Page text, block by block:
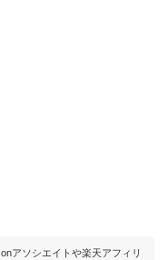
アソシエイトや楽天アフィリ